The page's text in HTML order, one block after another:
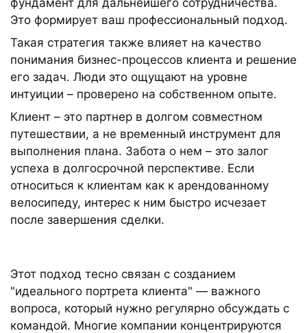
фундамент для дальнейшего сотрудничества.
Это формирует ваш профессиональный подход.
Такая стратегия также влияет на качество
понимания бизнес-процессов клиента и решение
его задач. Люди это ощущают на уровне
интуиции – проверено на собственном опыте.
Клиент – это партнер в долгом совместном
путешествии, а не временный инструмент для
выполнения плана. Забота о нем – это залог
успеха в долгосрочной перспективе. Если
относиться к клиентам как к арендованному
велосипеду, интерес к ним быстро исчезает
после завершения сделки.
Этот подход тесно связан с созданием
"идеального портрета клиента" — важного
вопроса, который нужно регулярно обсуждать с
командой. Многие компании концентрируются